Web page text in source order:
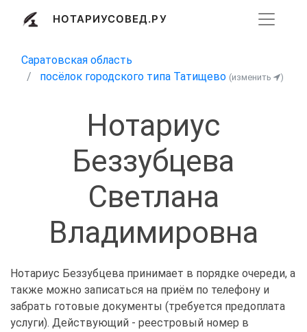
НОТАРИУСОВЕД.РУ
Саратовская область
посёлок городского типа Татищево (изменить )
Нотариус
Беззубцева
Светлана
Владимировна
Нотариус Беззубцева принимает в порядке очереди, а
также можно записаться на приём по телефону и
забрать готовые документы (требуется предоплата
услуги). Действующий - реестровый номер в